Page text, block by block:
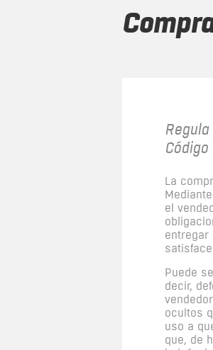
Código
La
el
entregar
Puede
decir,
ocultos
uso a
que, de